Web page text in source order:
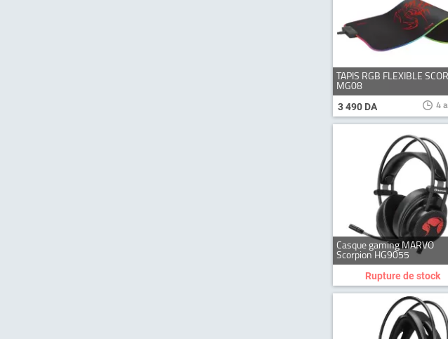
TAPIS RGB FLEXIBLE
MG08
3 490 DA 4
Casque gaming MARVO
Scorpion HG9055
Rupture de stock